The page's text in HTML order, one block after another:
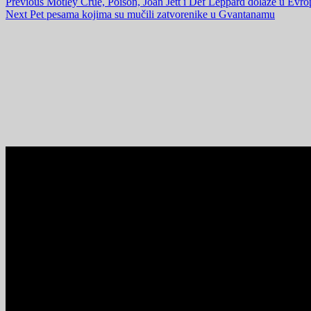
Next Pet pesama kojima su mučili zatvorenike u Gvantanamu